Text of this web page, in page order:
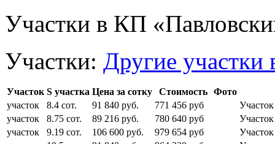
Участки в КП
Участки: Другие участки
Участок S участка Цена за сотку Стоимость
Фото
участок
8.4 сот. 91 840 руб. 771 456 руб
участок
8.75 сот. 89 216 руб. 780 640 руб
участок
9.19 сот. 106 600 руб. 979 654 руб